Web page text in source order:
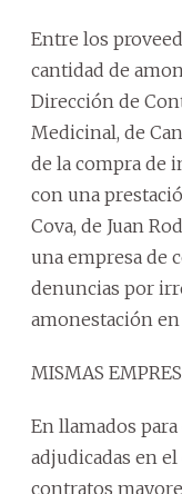
Entre los
cantidad de
Dirección de
Medicinal, de
de la compra de
con una
Cova, de Juan
una empresa de
denuncias por
amonestación en
MISMAS
En llamados
adjudicadas en
contratos